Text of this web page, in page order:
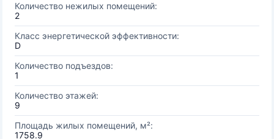
Количество нежилых помещений:
2
Класс энергетической эффективности:
D
Количество подъездов:
1
Количество этажей:
9
Площадь жилых помещений, м²:
1758.9